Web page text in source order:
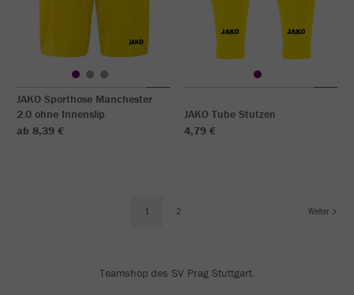
JAKO Sporthose Manchester
2.0 ohne Innenslip
ab 8,39 €
JAKO Tube Stutzen
4,79 €
1 2 Weiter
Teamshop des SV Prag Stuttgart.